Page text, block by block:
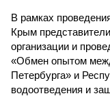
В рамках
Крым
организации и
«Обмен опытом
Петербурга» и
водоотведения и